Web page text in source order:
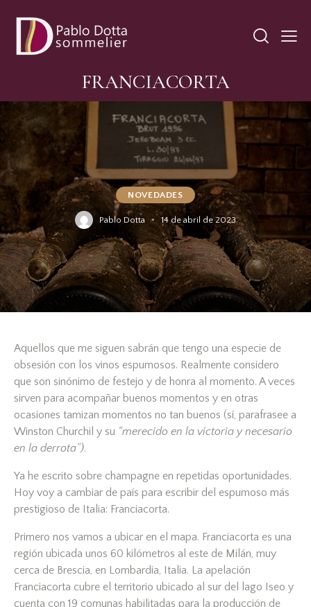
FRANCIACORTA
NOVEDADES
Pablo Dotta 14 de abril de 2023
Aquellos que me siguen sabrán que tengo una especie de
obsesión con los vinos espumosos. Realmente considero
que son sinónimo de festejo y de honra al momento. A veces
sirven para acompañar buenos momentos y en otras
ocasiones tamizan momentos no tan buenos (sí, parafrasee a
Winston Churchil y su “merecido en la victoria y necesario
en la derrota”).
Ya he escrito sobre champagne en repetidas oportunidades.
Hoy voy a cambiar de país para escribir del espumoso más
prestigioso de Italia: Franciacorta.
Primero nos vamos a ubicar en el mapa. Franciacorta es una
región ubicada unos 60 kilómetros al este de Milán, muy
cerca de Brescia, en Lombardia, Italia. La apelación
Franciacorta cubre el territorio ubicado al sur del lago Iseo y
cuenta con 19 comunas habilitadas para la producción de